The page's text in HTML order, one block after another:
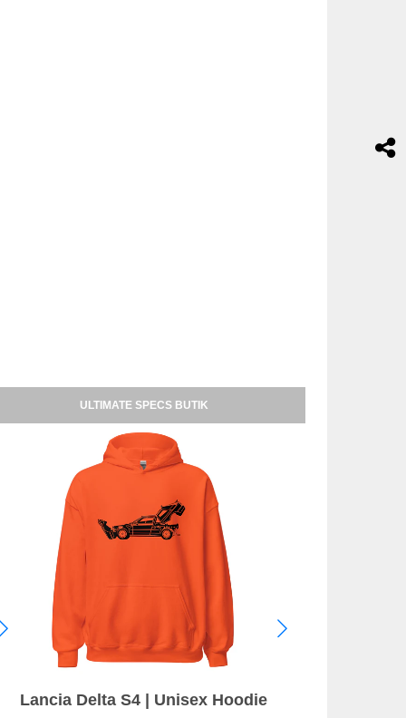
ULTIMATE SPECS BUTIK